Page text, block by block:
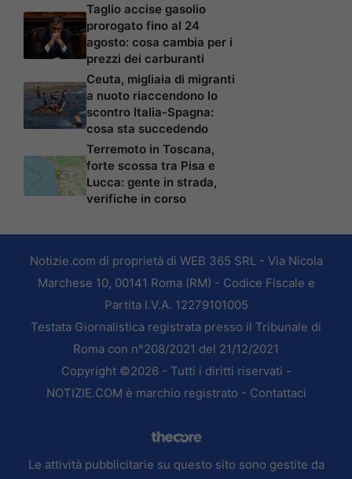
Taglio accise gasolio
prorogato fino al 24
agosto: cosa cambia per i
prezzi dei carburanti
Ceuta, migliaia di migranti
a nuoto riaccendono lo
scontro Italia-Spagna:
cosa sta succedendo
Terremoto in Toscana,
forte scossa tra Pisa e
Lucca: gente in strada,
verifiche in corso
Notizie.com di proprietà di WEB 365 SRL - Via Nicola
Marchese 10, 00141 Roma (RM) - Codice Fiscale e
Partita I.V.A. 12279101005
Testata Giornalistica registrata presso il Tribunale di
Roma con n°208/2021 del 21/12/2021
Copyright ©2026 - Tutti i diritti riservati -
NOTIZIE.COM è marchio registrato - Contattaci
Le attività pubblicitarie su questo sito sono gestite da